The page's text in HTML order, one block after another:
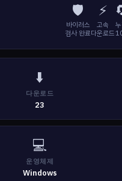
🛡️
바이러스
검사 완료
⚡
고속
다운로드
⬇️
다운로드
23
💻
운영체제
Windows